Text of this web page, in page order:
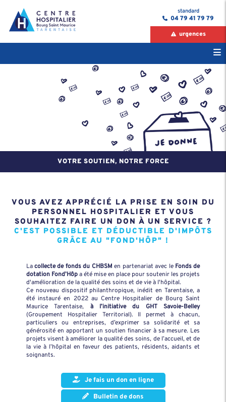
standard
04 79 41 79 79
urgences
VOTRE SOUTIEN, NOTRE FORCE
VOUS AVEZ APPRÉCIÉ LA PRISE EN SOIN DU
PERSONNEL HOSPITALIER ET VOUS
SOUHAITEZ FAIRE UN DON À UN SERVICE ?
C'EST POSSIBLE ET DÉDUCTIBLE D'IMPÔTS
GRÂCE AU "FOND'HÔP" !
Lacollecte de fonds du CHBSM en partenariat avec le Fonds de
dotation Fond’Hôpa été mise en place pour soutenir les projets
d'amélioration de la qualité des soins et de vie à l'hôpital.
Ce nouveau dispositif philanthropique, inédit en Tarentaise, a
été instauré en 2022 au Centre Hospitalier de Bourg Saint
Maurice Tarentaise, à l’initiative du GHT Savoie-Belley
(Groupement Hospitalier Territorial). Il permet à chacun,
particuliers ou entreprises, d’exprimer sa solidarité et sa
générosité en apportant un soutien financier à sa mesure. Les
projets visent à améliorer la qualité des soins, de l’accueil, et de
la vie à l’hôpital en faveur des patients, résidents, aidants et
soignants.
Je fais un don en ligne
Bulletin de dons